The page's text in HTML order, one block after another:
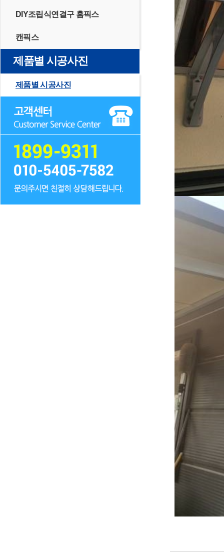
DIY조립식연결구 홈픽스
캔픽스
제품별 시공사진
제품별 시공사진